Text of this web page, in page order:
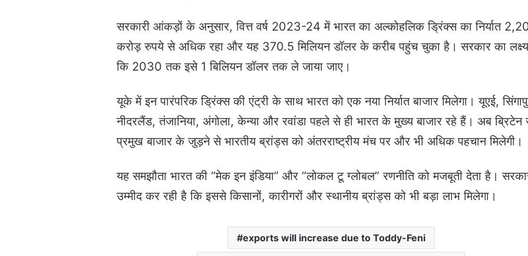
सरकारी आंकड़ों के अनुसार, वित्त वर्ष 2023-24 में भारत का अल्कोहलिक ड्रिंक्स का निर्यात
करोड़ रुपये से अधिक रहा और यह 370.5 मिलियन डॉलर के करीब पहुंच चुका है। सरकार का
कि 2030 तक इसे 1 बिलियन डॉलर तक ले जाया जाए।
यूके में इन पारंपरिक ड्रिंक्स की एंट्री के साथ भारत को एक नया निर्यात बाजार मिलेगा। यूएई,
नीदरलैंड, तंजानिया, अंगोला, केन्या और रवांडा पहले से ही भारत के मुख्य बाजार रहे हैं। अब
प्रमुख बाजार के जुड़ने से भारतीय ब्रांड्स को अंतरराष्ट्रीय मंच पर और भी अधिक पहचान मिलेगी।
यह समझौता भारत की “मेक इन इंडिया” और “लोकल टू ग्लोबल” रणनीति को मजबूती देता है।
उम्मीद कर रही है कि इससे किसानों, कारीगरों और स्थानीय ब्रांड्स को भी बड़ा लाभ मिलेगा।
exports will increase due to Toddy-Feni